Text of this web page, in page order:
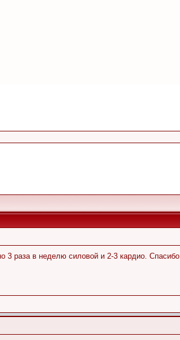
3 раза в неделю силовой и 2-3 кардио. Спасибо